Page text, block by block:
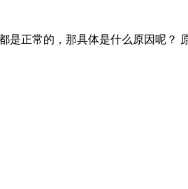
是正常的，那具体是什么原因呢？